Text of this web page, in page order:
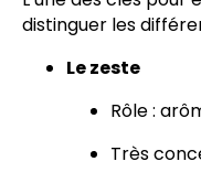
distinguer les
Le zeste
Rôle :
Très